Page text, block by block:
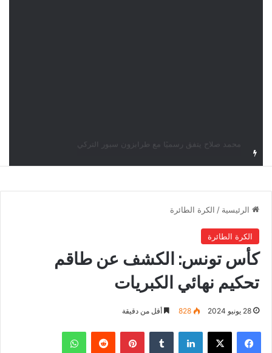
الرئيسية / الكرة الطائرة
الكرة الطائرة
كأس تونس: الكشف عن طاقم
تحكيم نهائي الكبريات
28 يونيو 2024 828 أقل من دقيقة
فيسبوك ‫X لينكدإن بينتيريست واتساب